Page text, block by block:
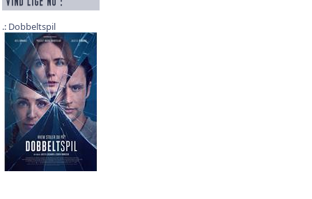
Dobbeltspil